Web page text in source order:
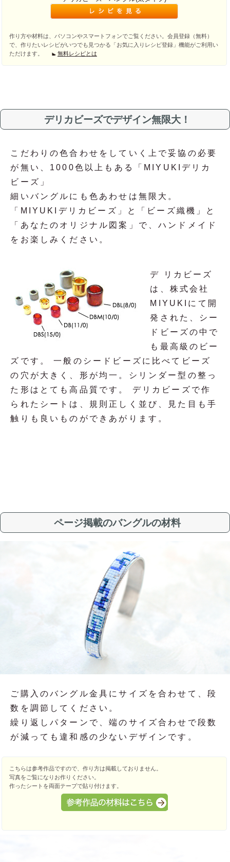
作り方や材料は、パソコンやスマートフォンでご覧ください。会員登録（無料）
で、作りたいレシピがいつでも見つかる「お気に入りレシピ登録」機能がご利用い
ただけます。
無料レシピとは
デリカビーズでデザイン無限大！
こだわりの色合わせをしていく上で妥協の必要
が無い、1000色以上もある「MIYUKIデリカ
ビーズ」
細いバングルにも色あわせは無限大。
「MIYUKIデリカビーズ」と「ビーズ織機」と
「あなたのオリジナル図案」で、ハンドメイド
をお楽しみください。
デ リカビーズ
は、株式会社
MIYUKIにて開
発された、シー
ドビーズの中で
も最高級のビー
ズです。 一般のシードビーズに比べてビーズ
の穴が大きく、形が均一。シリンダー型の整っ
た形はとても高品質です。 デリカビーズで作
られたシートは、規則正しく並び、見た目も手
触りも良いものができあがります。
ページ掲載のバングルの材料
ご購入のバングル金具にサイズを合わせて、段
数を調節してください。
繰り返しパターンで、端のサイズ合わせで段数
が減っても違和感の少ないデザインです。
こちらは参考作品ですので、作り方は掲載しておりません。
写真をご覧になりお作りください。
作ったシートを両面テープで貼り付けます。